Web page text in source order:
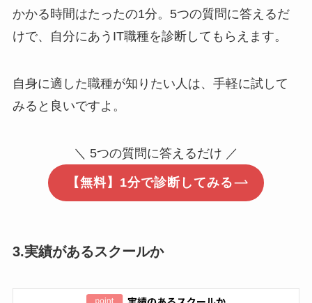
かかる時間はたったの1分。5つの質問に答えるだ
けで、自分にあうIT職種を診断してもらえます。
自身に適した職種が知りたい人は、手軽に試して
みると良いですよ。
＼ 5つの質問に答えるだけ ／
【無料】1分で診断してみる
3.実績があるスクールか